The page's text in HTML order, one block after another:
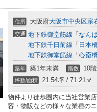
住所 大阪府大阪市中央区宗
交通 地下鉄御堂筋線 「 なん
地下鉄千日前線 「 日本
地下鉄御堂筋線 「 心斎
築年 築1年未満 階数 10
坪数/面積 21.54坪 / 71.21㎡
物件より徒歩圏内に当社営業
容・物販などの様々な業種の